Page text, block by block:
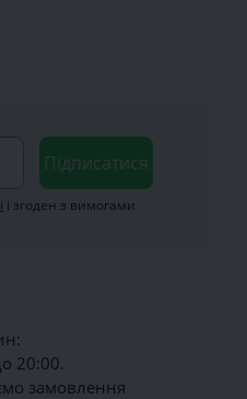
Підписатися
і згоден з вимогами
20:00.
замовлення